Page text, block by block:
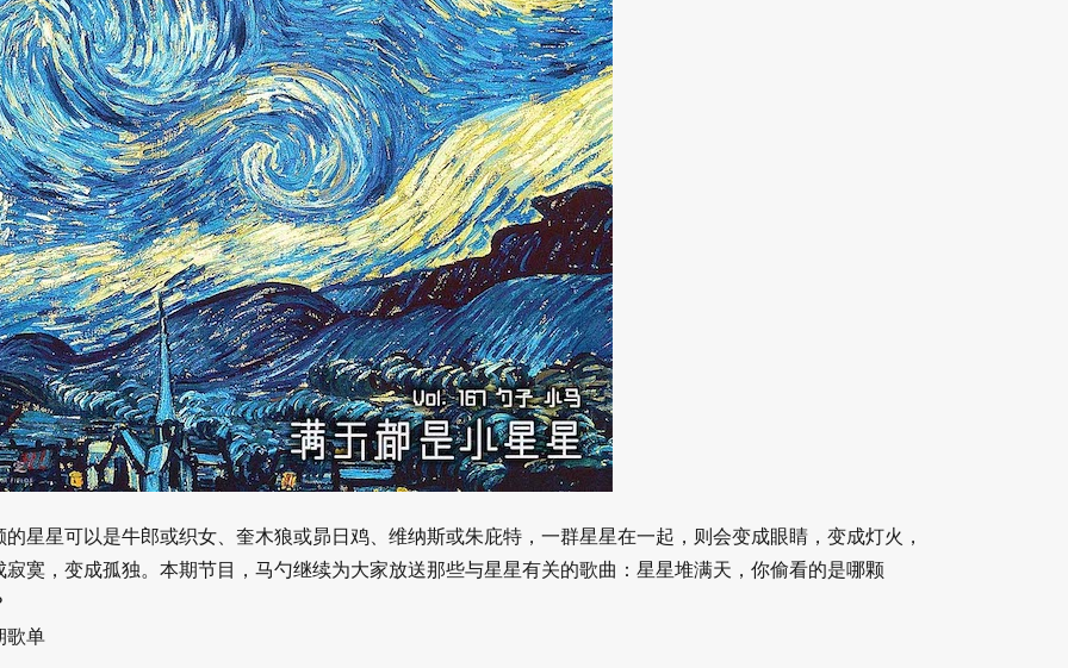
的星星可以是牛郎或织女、奎木狼或昴日鸡、维纳斯或朱庇特，一群星星在一起，则会变成眼睛，变成灯火，
寂寞，变成孤独。本期节目，马勺继续为大家放送那些与星星有关的歌曲：星星堆满天，你偷看的是哪颗
歌单